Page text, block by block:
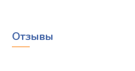
Отзывы